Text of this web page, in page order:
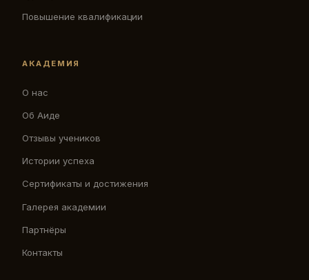
Повышение квалификации
АКАДЕМИЯ
О нас
Об Аиде
Отзывы учеников
Истории успеха
Сертификаты и достижения
Галерея академии
Партнёры
Контакты